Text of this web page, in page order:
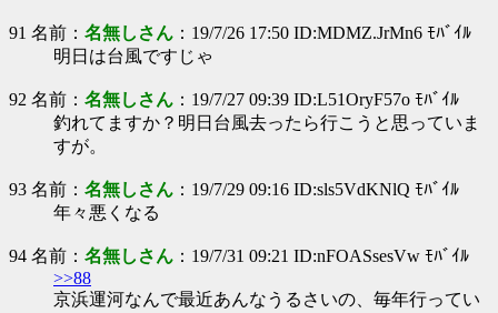
91 名前： 名無しさん ：19/7/26 17:50 ID:MDMZ.JrMn6 ﾓﾊﾞｲﾙ
明日は台風ですじゃ
92 名前： 名無しさん ：19/7/27 09:39 ID:L51OryF57o ﾓﾊﾞｲﾙ
釣れてますか？明日台風去ったら行こうと思っていま
すが。
93 名前： 名無しさん ：19/7/29 09:16 ID:sls5VdKNlQ ﾓﾊﾞｲﾙ
年々悪くなる
94 名前： 名無しさん ：19/7/31 09:21 ID:nFOASsesVw ﾓﾊﾞｲﾙ
>>88
京浜運河なんで最近あんなうるさいの、毎年行ってい